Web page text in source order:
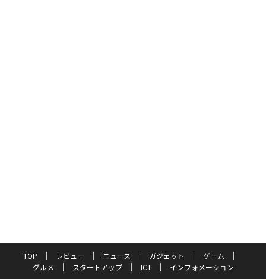
TOP レビュー ニュース ガジェット
ゲーム
グルメ
スタートアップ ICT インフォメーション